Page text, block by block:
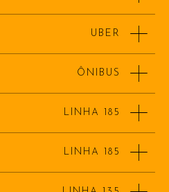
UBER
ÔNIBUS
LINHA 185
LINHA 185